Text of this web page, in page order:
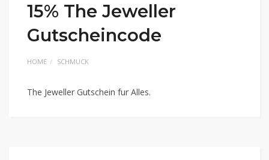
15% The Jeweller
Gutscheincode
HOME SCHMUCK
The Jeweller Gutschein fur Alles.